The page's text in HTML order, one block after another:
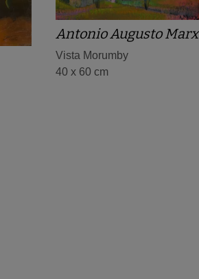
Antonio Augusto Marx
Vista Morumby
40 x 60 cm